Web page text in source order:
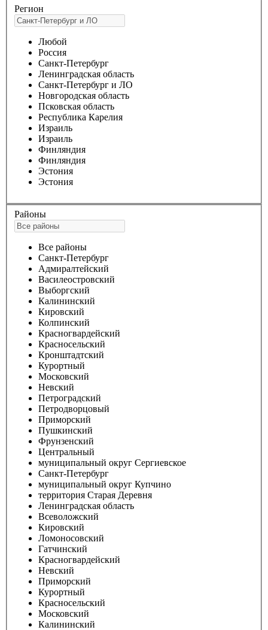
Регион
Любой
Россия
Санкт-Петербург
Ленинградская область
Санкт-Петербург и ЛО
Новгородская область
Псковская область
Республика Карелия
Израиль
Израиль
Финляндия
Финляндия
Эстония
Эстония
Районы
Все районы
Санкт-Петербург
Адмиралтейский
Василеостровский
Выборгский
Калининский
Кировский
Колпинский
Красногвардейский
Красносельский
Кронштадтский
Курортный
Московский
Невский
Петроградский
Петродворцовый
Приморский
Пушкинский
Фрунзенский
Центральный
муниципальный округ Сергиевское
Санкт-Петербург
муниципальный округ Купчино
территория Старая Деревня
Ленинградская область
Всеволожский
Кировский
Ломоносовский
Гатчинский
Красногвардейский
Невский
Приморский
Курортный
Красносельский
Московский
Калининский